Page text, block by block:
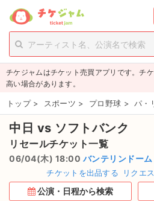
person_add 新規会員登録
チケットを探す
新着チケット
値下げしたチケット
都道府県からチケットを探す
もうすぐ開催のチケット
チケジャムはチケット売買アプリです。チ
高い場合があります。
トップ > スポーツ > プロ野球 > パ・
中日 vs ソフトバンク
リセールチケット一覧
06/04(木) 18:00 バンテリンドー
チケットを出品する リクエ
公演・日程から検索